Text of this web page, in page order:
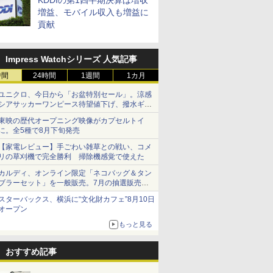
増益、モバイル収入も増益に
貢献
Impress Watchシリーズ 人気記事
24時間 1週間 1カ月
ニクロ、今日から「お盆特別セール」。涼感
アサッカーワンピース待望値下げ、撥水ギア
ョーツは1990円に
映の歴代オープニング映像がカプセルトイ
。全5種で8月下旬発売
家電レビュー】手ごわい雑草との戦い、コメ
の草刈機で完全勝利 掃除機感覚で使えた
ルディ、オンライン限定「ネコバッグ＆タン
ラーセット」を一般販売。7月の抽選販売の
選無効分
ターバックス、横浜に“文化財カフェ”8月10日
ープン
もっと見る
おすすめ記事